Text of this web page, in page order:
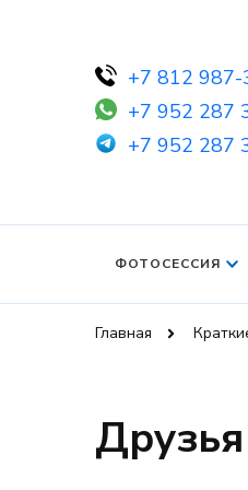
+7 812
+7 952 287
+7 952 287
ФОТОСЕССИЯ
Главная